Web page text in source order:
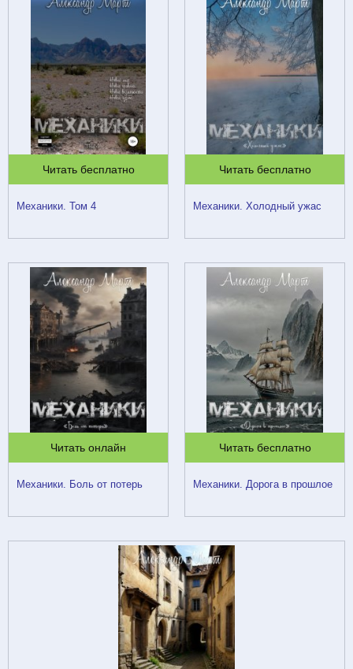
Читать бесплатно
Механики. Том 4
Читать бесплатно
Механики. Холодный ужас
Читать онлайн
Механики. Боль от потерь
Читать бесплатно
Механики. Дорога в прошлое